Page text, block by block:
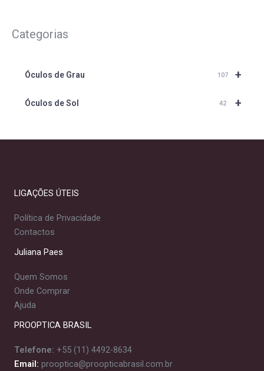
Categorias
+
Óculos de Grau 107
+
Óculos de Sol 42
LIGAÇÕES ÚTEIS
Política de Privacidade
Contactos
Juliana Paes
Quem Somos
Onde Comprar
Ajuda
PROOPTICA BRASIL
Telefone: +55 (11) 4492-8634
Email: prooptica@proopticabrasil.com.br